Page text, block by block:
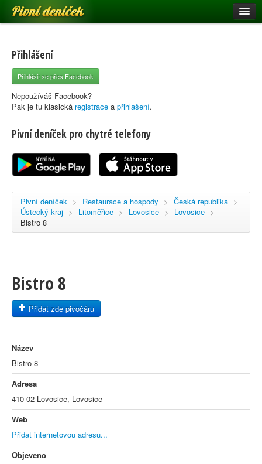
Pivní deníček
Pivní mapa
Pivní značky
Nápověda
Registrace
Přihlášení
Přihlásit se přes Facebook
Nepoužíváš Facebook?
Pak je tu klasická registrace a přihlašení.
Pivní deníček pro chytré telefony
Pivní deníček > Restaurace a hospody > Česká republika >
Ústecký kraj > Litoměřice > Lovosice > Lovosice >
Bistro 8
Bistro 8
Přidat zde pivočáru
Název
Bistro 8
Adresa
410 02 Lovosice, Lovosice
Web
Přidat internetovou adresu...
Objeveno